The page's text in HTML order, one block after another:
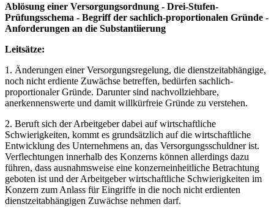
Ablösung einer Versorgungsordnung - Drei-Stufen-
Prüfungsschema - Begriff der sachlich-proportionalen Gründe -
Anforderungen an die Substantiierung
Leitsätze:
1. Änderungen einer Versorgungsregelung, die dienstzeitabhängige,
noch nicht erdiente Zuwächse betreffen, bedürfen sachlich-
proportionaler Gründe. Darunter sind nachvollziehbare,
anerkennenswerte und damit willkürfreie Gründe zu verstehen.
2. Beruft sich der Arbeitgeber dabei auf wirtschaftliche
Schwierigkeiten, kommt es grundsätzlich auf die wirtschaftliche
Entwicklung des Unternehmens an, das Versorgungsschuldner ist.
Verflechtungen innerhalb des Konzerns können allerdings dazu
führen, dass ausnahmsweise eine konzerneinheitliche Betrachtung
geboten ist und der Arbeitgeber wirtschaftliche Schwierigkeiten im
Konzern zum Anlass für Eingriffe in die noch nicht erdienten
dienstzeitabhängigen Zuwächse nehmen darf.